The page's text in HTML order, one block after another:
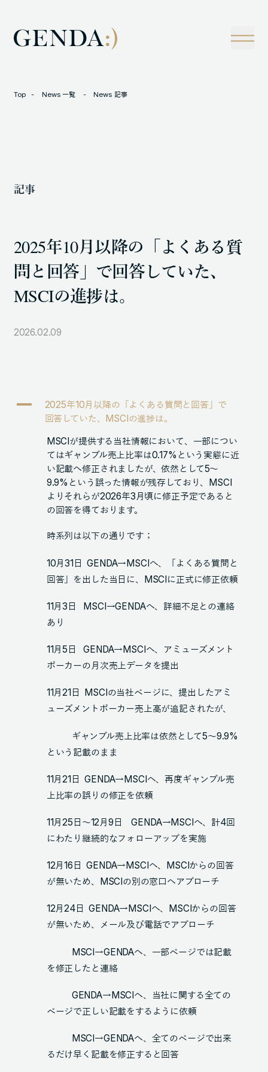
経営理念
インタビュー
トラックレコード
LOCATION
105-7306
東京都港区東新橋1-9-1 東京汐留ビルディング6階
プライバシーポリシー
反社会勢力に対する基本方針
Copyright © GENDA Inc. All Rights Reserved.
Top News 一覧 News 記事
記事
2025年10月以降の「よくある質
問と回答」で回答していた、
MSCIの進捗は。
2026.02.09
A
2025年10月以降の「よくある質問と回答」で
回答していた、MSCIの進捗は。
MSCIが提供する当社情報において、一部につい
てはギャンブル売上比率は0.17%という実態に近
い記載へ修正されましたが、依然として5～
9.9%という誤った情報が残存しており、MSCI
よりそれらが2026年3月頃に修正予定であると
の回答を得ております。
時系列は以下の通りです；
10月31日 GENDA→MSCIへ、「よくある質問と
回答」を出した当日に、MSCIに正式に修正依頼
11月3日 MSCI→GENDAへ、詳細不足との連絡
あり
11月5日 GENDA→MSCIへ、アミューズメント
ポーカーの月次売上データを提出
11月21日 MSCIの当社ページに、提出したアミ
ューズメントポーカー売上高が追記されたが、
ギャンブル売上比率は依然として5～9.9%
という記載のまま
11月21日 GENDA→MSCIへ、再度ギャンブル売
上比率の誤りの修正を依頼
11月25日～12月9日 GENDA→MSCIへ、計4回
にわたり継続的なフォローアップを実施
12月16日 GENDA→MSCIへ、MSCIからの回答
が無いため、MSCIの別の窓口へアプローチ
12月24日 GENDA→MSCIへ、MSCIからの回答
が無いため、メール及び電話でアプローチ
MSCI→GENDAへ、一部ページでは記載
を修正したと連絡
GENDA→MSCIへ、当社に関する全ての
ページで正しい記載をするように依頼
MSCI→GENDAへ、全てのページで出来
るだけ早く記載を修正すると回答